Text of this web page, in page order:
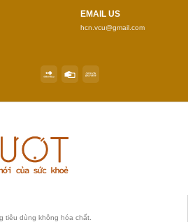
EMAIL US
hcn.vcu@gmail.com
tiêu dùng không hóa chất.